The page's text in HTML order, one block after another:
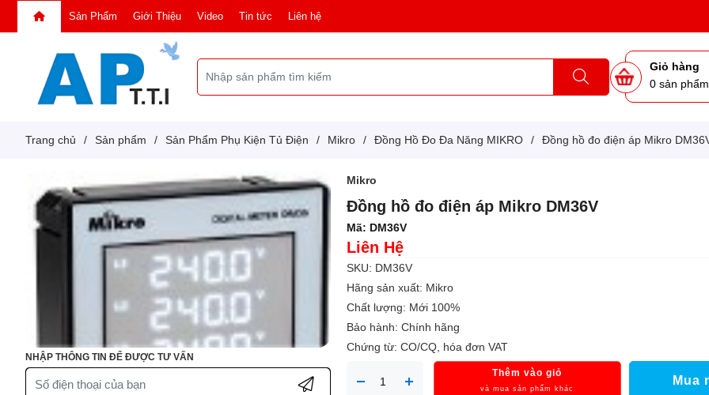
Sản Phẩm Giới Thiệu Video Tin tức Liên hệ
Giỏ hàng
0 sản phẩm
Trang chủ / Sản phẩm / Sản Phẩm Phụ Kiện Tủ Điện / Mikro / Đồng Hồ Đo Đa Năng MIKRO / Đồng hồ đo điện áp Mikro
NHẬP THÔNG TIN ĐỂ ĐƯỢC TƯ VẤN
Mikro
Đồng hồ đo điện áp Mikro DM36V
Mã: DM36V
Liên Hệ
SKU: DM36V
Hãng sản xuất: Mikro
Chất lượng: Mới 100%
Bảo hành: Chính hãng
Chứng từ: CO/CQ, hóa đơn VAT
Thêm vào giỏ
và mua sản phẩm khác
Mua